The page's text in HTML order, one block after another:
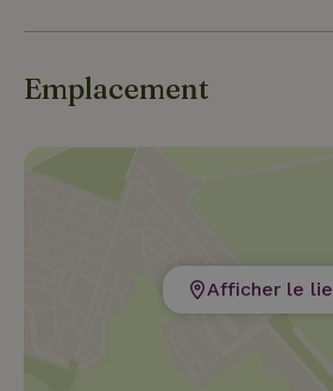
Emplacement
Afficher le